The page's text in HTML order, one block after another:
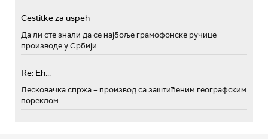
Cestitke za uspeh
Да ли сте знали да се најбоље грамофонске ручице
производе у Србији
Re: Eh...
Лесковачка спржа – производ са заштићеним географским
пореклом